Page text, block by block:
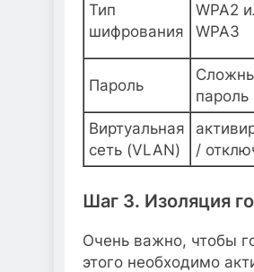
Тип
шифрования
WPA2
WPA3
Пароль
пароль
Виртуальная
сеть (VLAN)
/
Шаг 3. Изоляция
Очень важно, чтобы
этого необходимо